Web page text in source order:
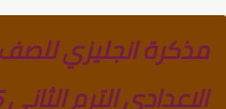
مذكرة انجليزي للصف
الاعدادي الترم الثاني 2025 رقم (1)